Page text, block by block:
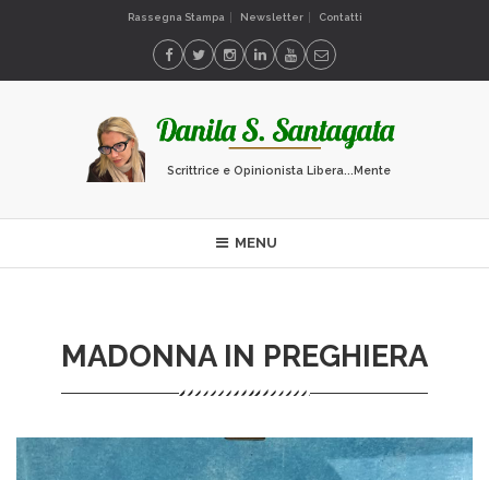
Rassegna Stampa Newsletter Contatti
Scrittrice e Opinionista Libera...Mente
MENU
MADONNA IN PREGHIERA